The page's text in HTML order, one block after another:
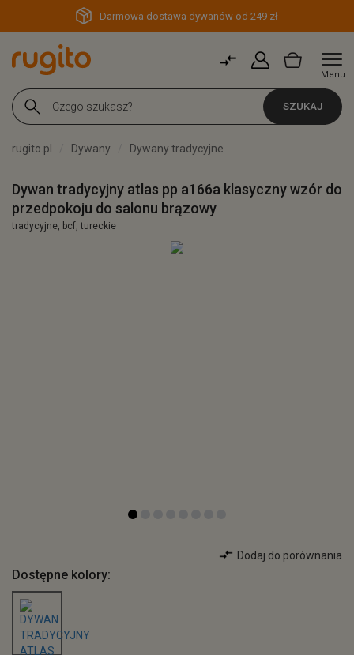
Darmowa dostawa dywanów od 249 zł
Menu
SZUKAJ
rugito.pl Dywany Dywany tradycyjne
Dywan tradycyjny atlas pp a166a klasyczny wzór do
przedpokoju do salonu brązowy
tradycyjne, bcf, tureckie
Dodaj do porównania
Dostępne kolory: